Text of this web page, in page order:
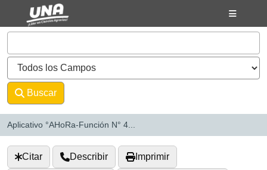
Saltar al contenido
VuFind
Buscar
Aplicativo °AHoRa-Función N° 4...
Citar Describir Imprimir